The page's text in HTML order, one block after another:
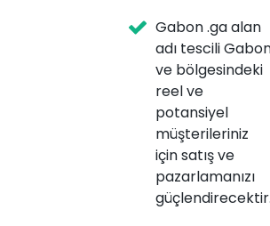
Gabon .ga alan
adı tescili
ve bölgesindeki
reel ve
potansiyel
müşterileriniz
için satış ve
pazarlamanızı